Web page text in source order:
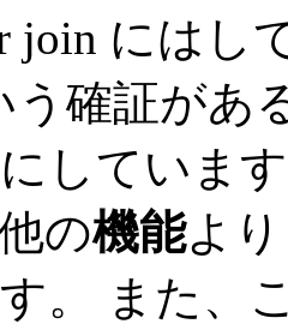
join にはし
う確証があ
していま
の機能よ
。 また、